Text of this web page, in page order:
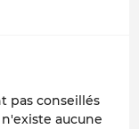
pas conseillés
aucune